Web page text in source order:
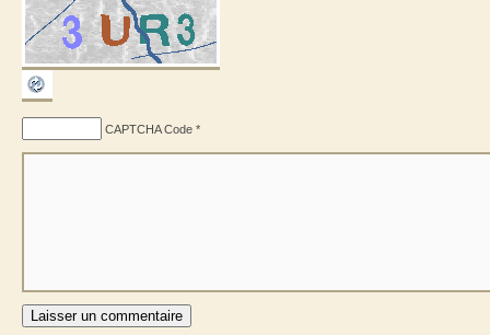
CAPTCHA Code *